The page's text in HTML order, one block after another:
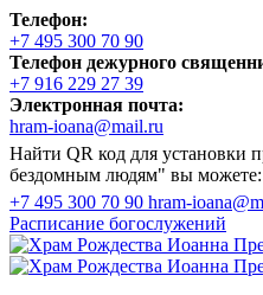
Телефон:
+7 495 300 70 90
Телефон дежурного
+7 916 229 27 39
Электронная почта:
hram-ioana@mail.ru
Найти QR код для
бездомным людям" вы можете:
+7 495 300 70 90 hram-
Расписание богослужений